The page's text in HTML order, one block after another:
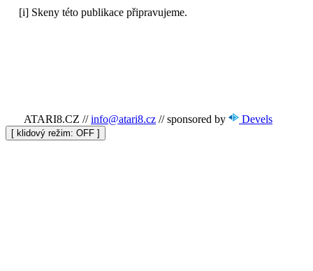
[i] Skeny této publikace připravujeme.
ATARI8.CZ // info@atari8.cz // sponsored by Devels
[ klidový režim: ]